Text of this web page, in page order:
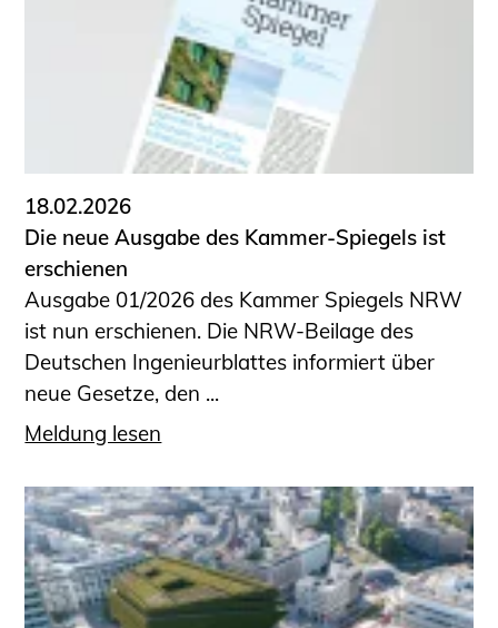
18.02.2026
Die neue Ausgabe des Kammer-Spiegels ist
erschienen
Ausgabe 01/2026 des Kammer Spiegels NRW
ist nun erschienen. Die NRW-Beilage des
Deutschen Ingenieurblattes informiert über
neue Gesetze, den ...
Meldung lesen